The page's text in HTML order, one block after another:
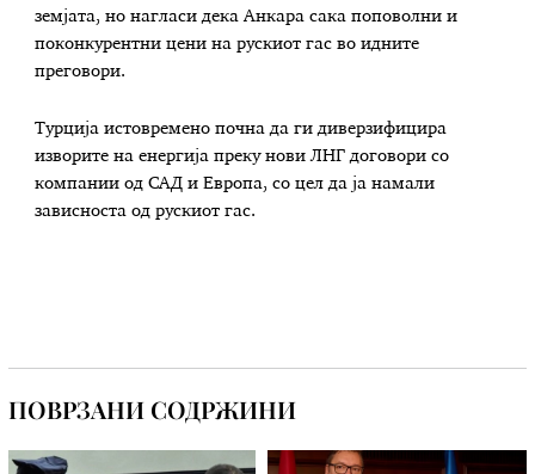
земјата, но нагласи дека Анкара сака поповолни и
поконкурентни цени на рускиот гас во идните
преговори.
Турција истовремено почна да ги диверзифицира
изворите на енергија преку нови ЛНГ договори со
компании од САД и Европа, со цел да ја намали
зависноста од рускиот гас.
ПОВРЗАНИ СОДРЖИНИ